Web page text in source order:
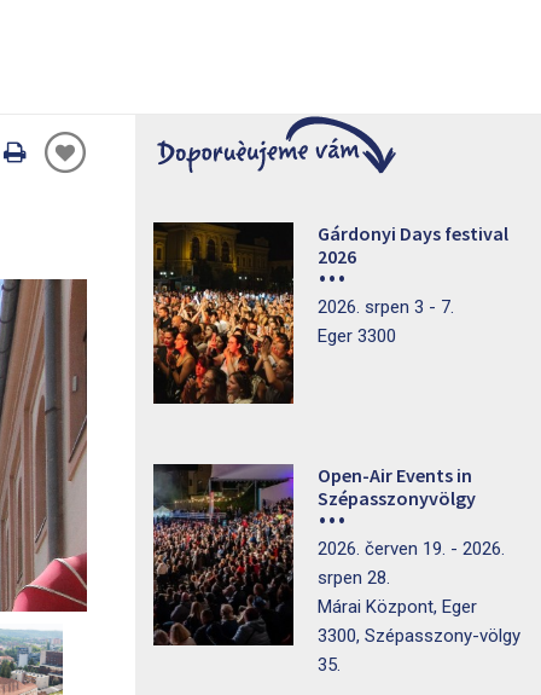
Oldal
Gárdonyi Days festival
2026
2026. srpen 3 - 7.
Eger 3300
Open-Air Events in
Szépasszonyvölgy
2026. červen 19. - 2026.
srpen 28.
Márai Központ, Eger
3300, Szépasszony-völgy
35.